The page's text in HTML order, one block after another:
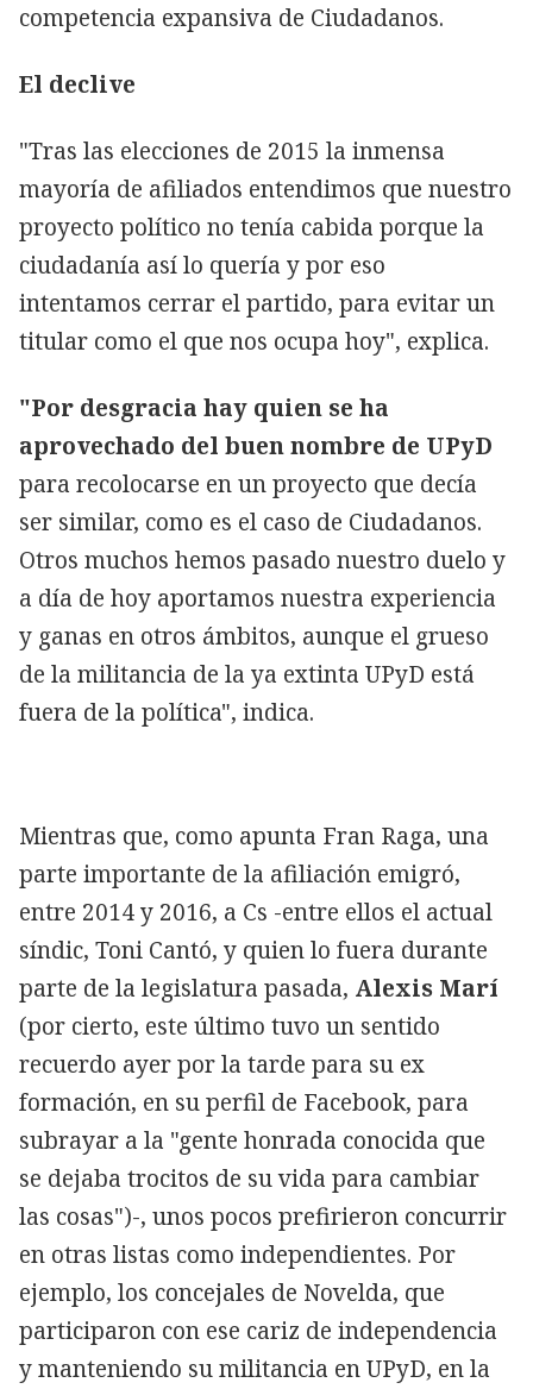
competencia expansiva de Ciudadanos.
El declive
"Tras las elecciones de 2015 la inmensa
mayoría de afiliados entendimos que nuestro
proyecto político no tenía cabida porque la
ciudadanía así lo quería y por eso
intentamos cerrar el partido, para evitar un
titular como el que nos ocupa hoy", explica.
"Por desgracia hay quien se ha
aprovechado del buen nombre de UPyD
para recolocarse en un proyecto que decía
ser similar, como es el caso de Ciudadanos.
Otros muchos hemos pasado nuestro duelo y
a día de hoy aportamos nuestra experiencia
y ganas en otros ámbitos, aunque el grueso
de la militancia de la ya extinta UPyD está
fuera de la política", indica.
Mientras que, como apunta Fran Raga, una
parte importante de la afiliación emigró,
entre 2014 y 2016, a Cs -entre ellos el actual
síndic, Toni Cantó, y quien lo fuera durante
parte de la legislatura pasada, Alexis Marí
(por cierto, este último tuvo un sentido
recuerdo ayer por la tarde para su ex
formación, en su perfil de Facebook, para
subrayar a la "gente honrada conocida que
se dejaba trocitos de su vida para cambiar
las cosas")-, unos pocos prefirieron concurrir
en otras listas como independientes. Por
ejemplo, los concejales de Novelda, que
participaron con ese cariz de independencia
y manteniendo su militancia en UPyD, en la